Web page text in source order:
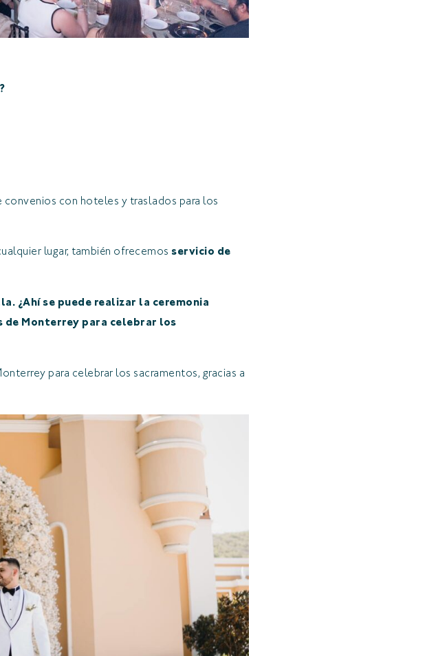
convenios con hoteles y traslados para los
lugar, también ofrecemos servicio de
¿Ahí se puede realizar la ceremonia
de Monterrey para celebrar los
para celebrar los sacramentos, gracias a